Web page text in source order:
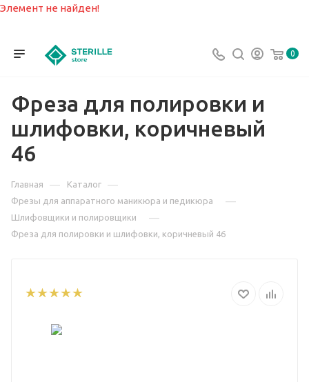
Элемент не найден!
0
Фреза для полировки и
шлифовки, коричневый
46
Главная — Каталог —
Фрезы для аппаратного маникюра и педикюра —
Шлифовщики и полировщики —
Фреза для полировки и шлифовки, коричневый 46